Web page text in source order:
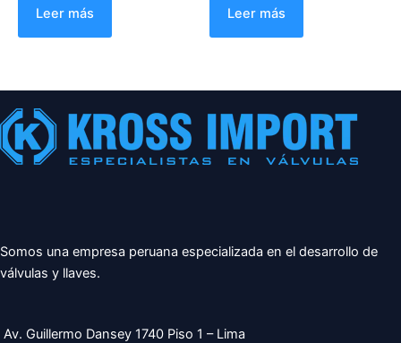
Leer más Leer más
Somos una empresa peruana especializada en el desarrollo de
válvulas y llaves.
Av. Guillermo Dansey 1740 Piso 1 – Lima